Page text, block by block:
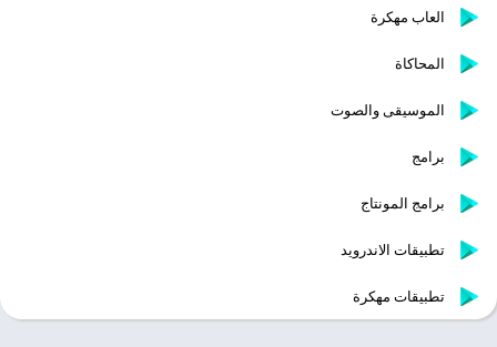
العاب مهكرة
المحاكاة
الموسيقى والصوت
برامج
برامج المونتاج
تطبيقات الاندرويد
تطبيقات مهكرة